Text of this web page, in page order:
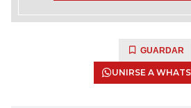
GUARDAR
UNIRSE A